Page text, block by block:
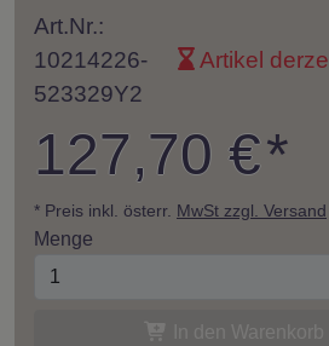
Art.Nr.:
10214226-
523329Y2
Artikel
127,70 €*
* Preis inkl. österr. MwSt zzgl. Versand
Menge